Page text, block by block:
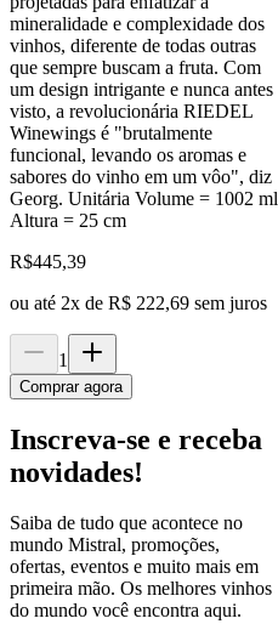
mineralidade e complexidade dos
vinhos, diferente de todas outras
que sempre buscam a fruta. Com
um design intrigante e nunca antes
visto, a revolucionária RIEDEL
Winewings é "brutalmente
funcional, levando os aromas e
sabores do vinho em um vôo", diz
Georg. Unitária Volume = 1002 ml
Altura = 25 cm
R$445,39
ou até 2x de R$ 222,69 sem juros
1
Comprar agora
Inscreva-se e receba
novidades!
Saiba de tudo que acontece no
mundo Mistral, promoções,
ofertas, eventos e muito mais em
primeira mão. Os melhores vinhos
do mundo você encontra aqui.